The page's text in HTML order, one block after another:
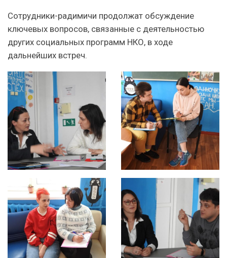
Сотрудники-радимичи продолжат обсуждение
ключевых вопросов, связанные с деятельностью
других социальных программ НКО, в ходе
дальнейших встреч.